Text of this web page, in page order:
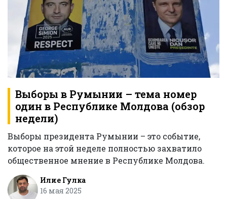
Выборы в Румынии – тема номер
один в Республике Молдова (обзор
недели)
Выборы президента Румынии – это событие,
которое на этой неделе полностью захватило
общественное мнение в Республике Молдова.
Илие Гулка
16 мая 2025